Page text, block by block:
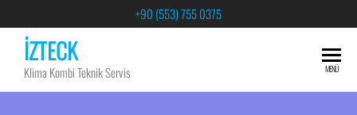
+90 (553) 755 0375
İZTECK
Klima Kombi Teknik Servis MENÜ